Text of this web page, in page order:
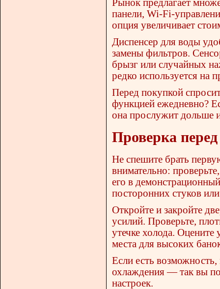
Рынок предлагает
панели, Wi-Fi-
опция увеличивает
Диспенсер для воды
замены фильтров.
брызг или случайных
редко используется на
Перед покупкой
функцией ежедневно?
она прослужит дольше
Проверка
Не спешите брать
внимательно:
его в
посторонних стуков
Откройте и закройте
усилий. Проверьте,
утечке холода. Оцените
места для высоких
Если есть
охлаждения — так вы
настроек.